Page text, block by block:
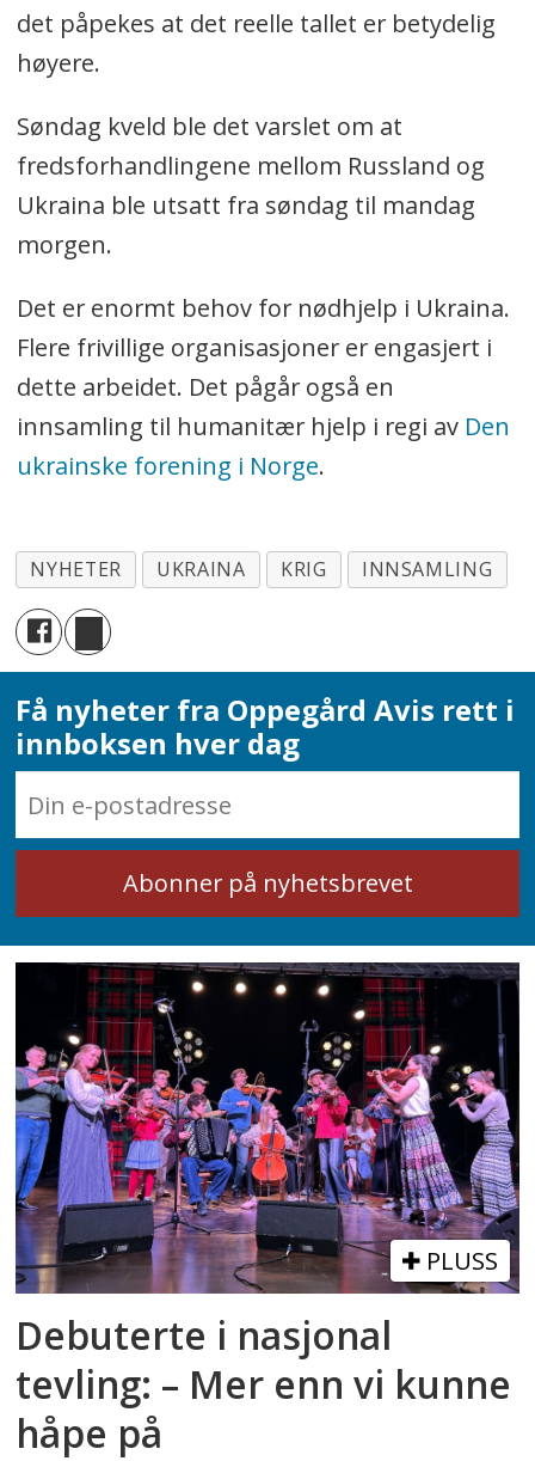
det påpekes at det reelle tallet er betydelig
høyere.
Søndag kveld ble det varslet om at
fredsforhandlingene mellom Russland og
Ukraina ble utsatt fra søndag til mandag
morgen.
Det er enormt behov for nødhjelp i Ukraina.
Flere frivillige organisasjoner er engasjert i
dette arbeidet. Det pågår også en
innsamling til humanitær hjelp i regi av Den
ukrainske forening i Norge.
NYHETER UKRAINA KRIG INNSAMLING
Få nyheter fra Oppegård Avis rett i
innboksen hver dag
PLUSS
Debuterte i nasjonal
tevling: – Mer enn vi kunne
håpe på